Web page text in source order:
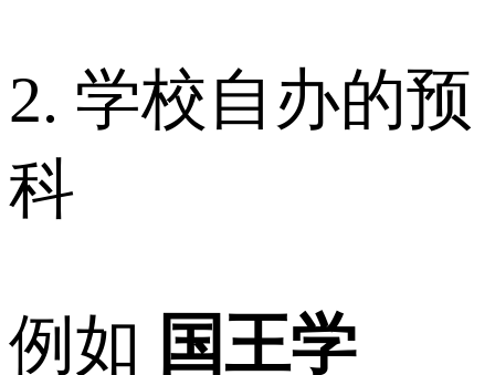
2. 学校自办的预
科
例如 国王学